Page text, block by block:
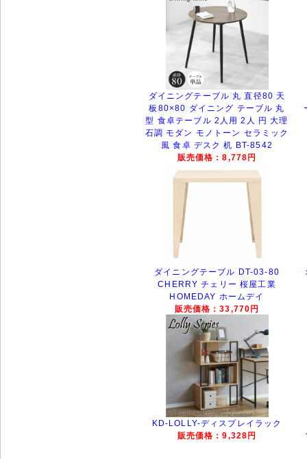
ダイニングテーブル 丸 直径80 天
板80×80 ダイニング テーブル 丸
型 食卓テーブル 2人用 2人 円 大理
石調 モダン モノトーン セラミック
風 食卓 デスク 机 BT-8542
販売価格：8,778円
ダイニングテーブル DT-03-80
CHERRY チェリー 桜屋工業
HOMEDAY ホームデイ
販売価格：33,770円
KD-LOLLY-ディスプレイラック
販売価格：9,328円